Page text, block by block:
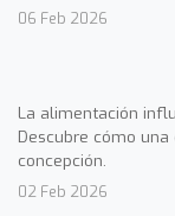
06 Feb 2026
La alimentación
Descubre cómo
concepción.
02 Feb 2026